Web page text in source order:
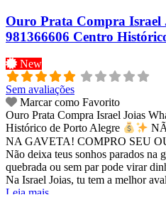
Ouro Prata Compra Israel
981366606 Centro
New
Sem avaliações
Marcar como Favorito
Ouro Prata Compra Israel Joias
Histórico de Porto Alegre
NA GAVETA! COMPRO SEU
Não deixa teus sonhos parados na
quebrada ou sem par pode virar
Na Israel Joias, tu tem a melhor
Leia mais...